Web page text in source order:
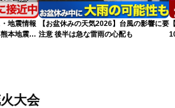
地震情報
本地震情
【お盆休みの天気2026】台風の影響に要
注意 後半は急な雷雨の心配も
大会